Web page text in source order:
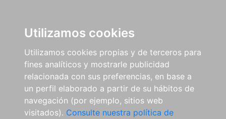
Utilizamos cookies
Utilizamos cookies propias y de terceros para
fines analíticos y mostrarle publicidad
relacionada con sus preferencias, en base a
un perfil elaborado a partir de su hábitos de
navegación (por ejemplo, sitios web
visitados). Consulte nuestra política de